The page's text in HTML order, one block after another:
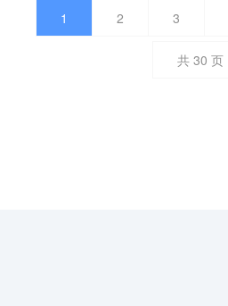
1 2 3
共 30 页